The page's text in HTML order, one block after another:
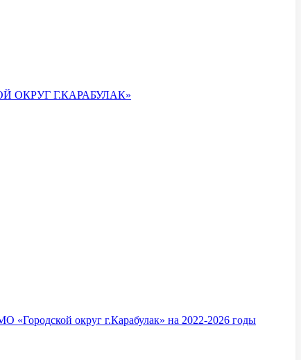
Г.КАРАБУЛАК»
«Городской округ г.Карабулак» на 2022-2026 годы